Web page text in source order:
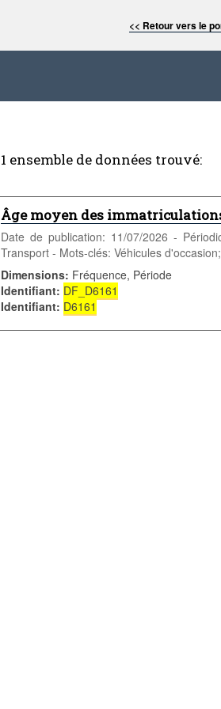
<< Retour vers le
1 ensemble de données trouvé:
Âge moyen des
Date de publication: 11/07/2026 -
Transport - Mots-clés: Véhicules
Dimensions: Fréquence, Période
Identifiant: DF_D6161
Identifiant: D6161